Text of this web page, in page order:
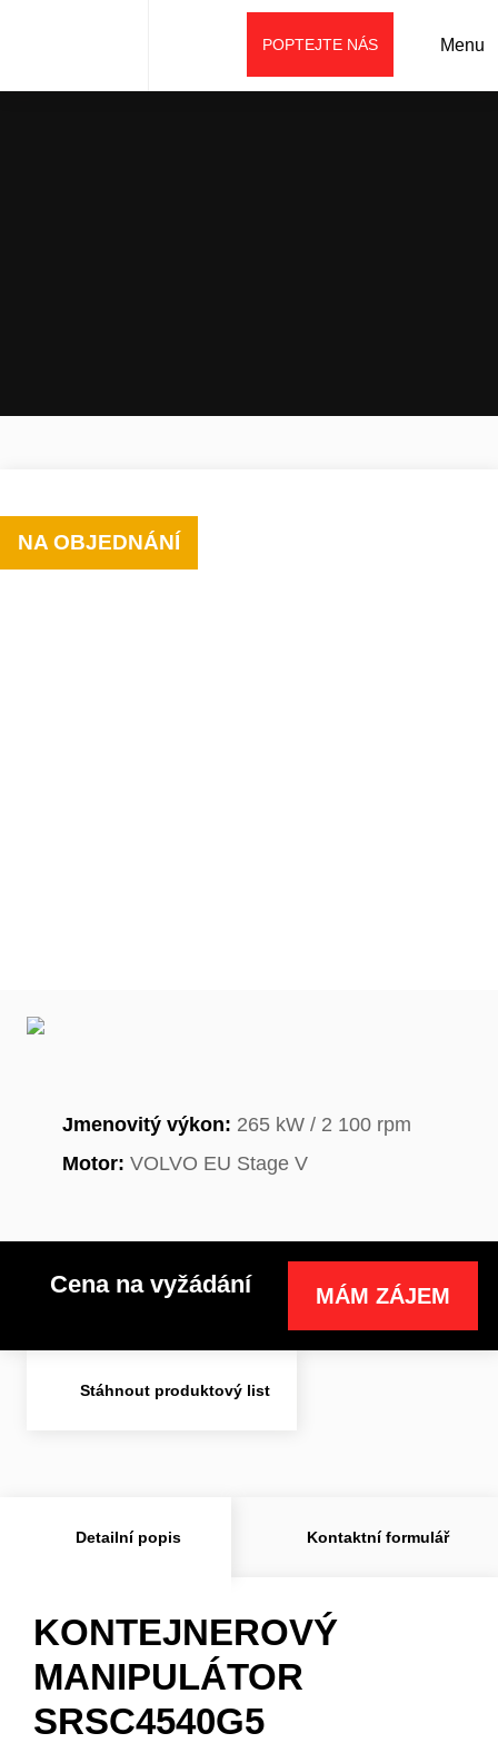
Menu
POPTEJTE NÁS
NA OBJEDNÁNÍ
Jmenovitý výkon: 265 kW / 2 100 rpm
Motor: VOLVO EU Stage V
Cena na vyžádání MÁM ZÁJEM
Stáhnout produktový list
Detailní popis Kontaktní formulář
KONTEJNEROVÝ
MANIPULÁTOR
SRSC4540G5